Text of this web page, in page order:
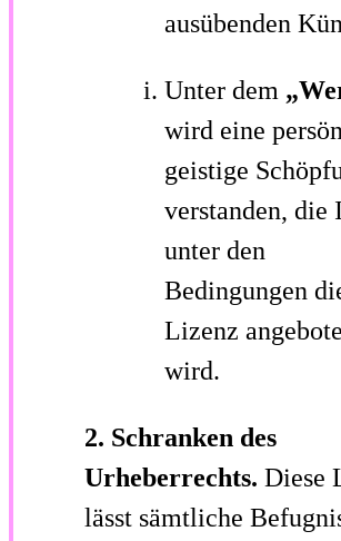
ausübenden
Unter dem
wird eine
geistige
verstanden, die
unter den
Bedingungen
Lizenz
wird.
2. Schranken des
Urheberrechts. Diese
lässt sämtliche